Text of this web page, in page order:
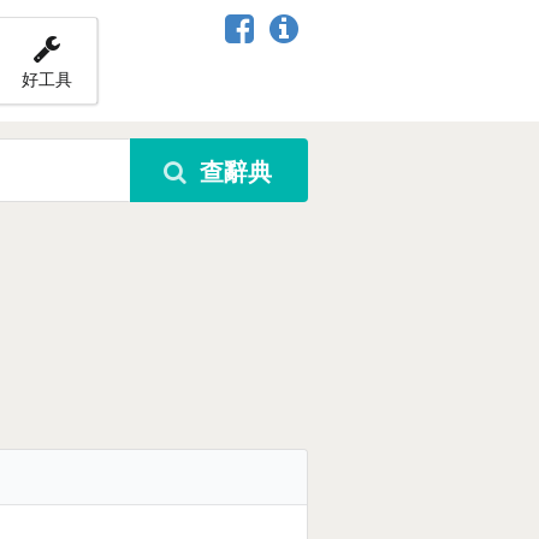
好工具
查辭典